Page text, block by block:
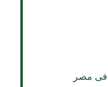
فى مصر